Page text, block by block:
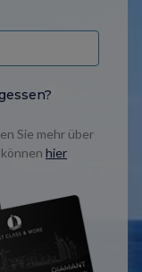
Sie mehr über
hier